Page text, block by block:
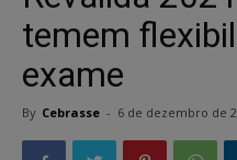
temem
exame
By Cebrasse - 6 de dezembro de